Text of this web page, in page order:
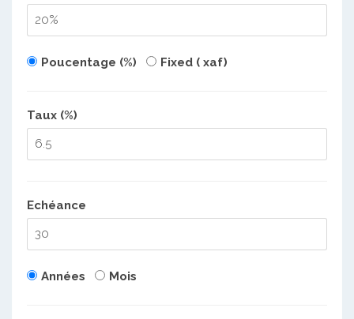
Poucentage (%) Fixed ( xaf)
Taux (%)
Echéance
Années Mois